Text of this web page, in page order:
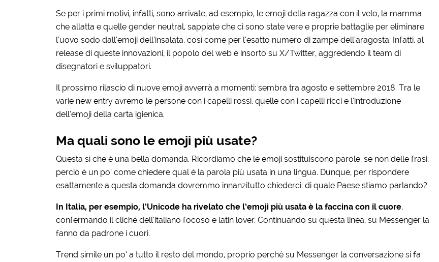
Se per i primi motivi, infatti, sono arrivate, ad esempio, le emoji della ragazza con il velo, la mamma
che allatta e quelle gender neutral, sappiate che ci sono state vere e proprie battaglie per eliminare
l’uovo sodo dall’emoji dell’insalata, così come per l’esatto numero di zampe dell’aragosta. Infatti, al
release di queste innovazioni, il popolo del web è insorto su X/Twitter, aggredendo il team di
disegnatori e sviluppatori.
Il prossimo rilascio di nuove emoji avverrà a momenti: sembra tra agosto e settembre 2018. Tra le
varie new entry avremo le persone con i capelli rossi, quelle con i capelli ricci e l’introduzione
dell’emoji della carta igienica.
Ma quali sono le emoji più usate?
Questa sì che è una bella domanda. Ricordiamo che le emoji sostituiscono parole, se non delle frasi,
perciò è un po’ come chiedere qual è la parola più usata in una lingua. Dunque, per rispondere
esattamente a questa domanda dovremmo innanzitutto chiederci: di quale Paese stiamo parlando?
In Italia, per esempio, l’Unicode ha rivelato che l’emoji più usata è la faccina con il cuore,
confermando il cliché dell’italiano focoso e latin lover. Continuando su questa linea, su Messenger la
fanno da padrone i cuori.
Trend simile un po’ a tutto il resto del mondo, proprio perché su Messenger la conversazione si fa